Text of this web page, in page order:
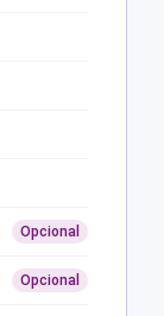
Opcional
Opcional